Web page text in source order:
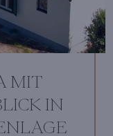
MIT
IN